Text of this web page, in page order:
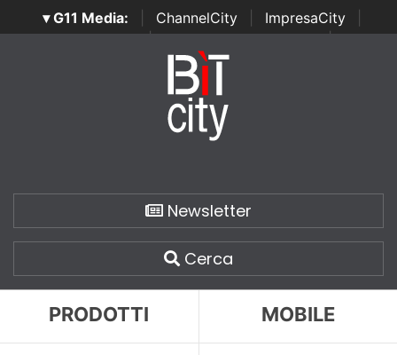
▾ G11 Media: ChannelCity ImpresaCity
SecurityOpenLab | Italian Channel Awards | Italian
Italian Security Awards
Newsletter
Cerca
PRODOTTI MOBILE